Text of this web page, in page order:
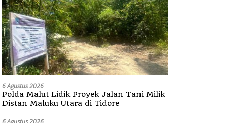
6 Agustus 2026
Polda Malut Lidik Proyek Jalan Tani Milik
Distan Maluku Utara di Tidore